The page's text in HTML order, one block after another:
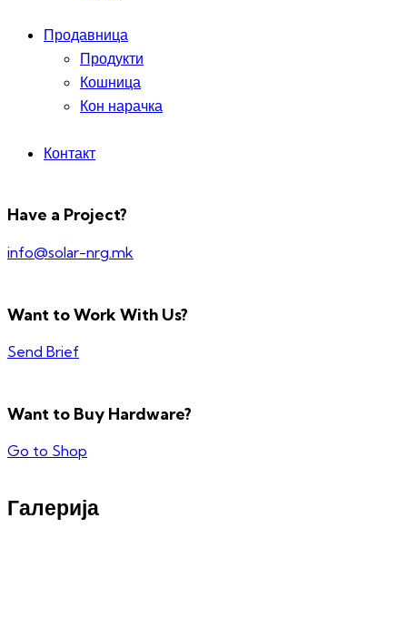
Продавница
Продукти
Кошница
Кон нарачка
Контакт
Have a Project?
info@solar-nrg.mk
Want to Work With Us?
Send Brief
Want to Buy Hardware?
Go to Shop
Галерија